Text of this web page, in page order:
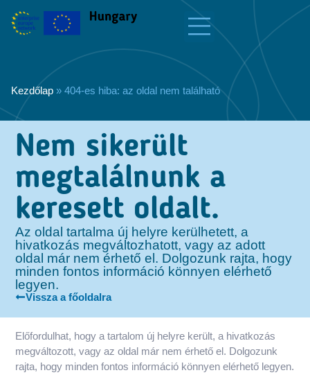
Kezdőlap » 404-es hiba: az oldal nem található
Nem sikerült
megtalálnunk a
keresett oldalt.
Az oldal tartalma új helyre kerülhetett, a
hivatkozás megváltozhatott, vagy az adott
oldal már nem érhető el. Dolgozunk rajta, hogy
minden fontos információ könnyen elérhető
legyen.
Vissza a főoldalra
Előfordulhat, hogy a tartalom új helyre került, a hivatkozás
megváltozott, vagy az oldal már nem érhető el. Dolgozunk
rajta, hogy minden fontos információ könnyen elérhető legyen.